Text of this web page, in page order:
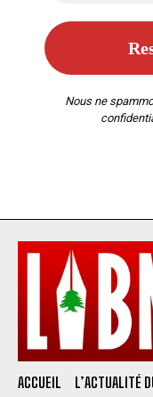
Nous ne
ACCUEIL L’ACTUALITÉ